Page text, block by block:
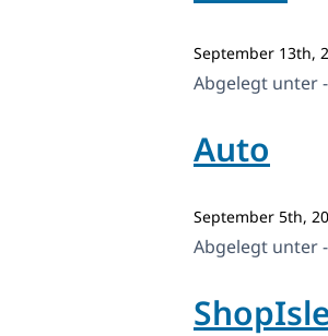
September 13th,
Abgelegt unter
Auto
September 5th,
Abgelegt unter